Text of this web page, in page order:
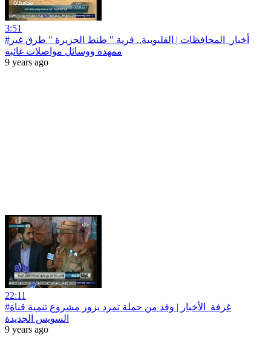
3:51
#أخبار‪_‬المحافظات | القليوبية.. قرية " طنط الجزيرة " طرق غير
ممهدة ووسائل مواصلات غائبة
9 years ago
22:11
#غرفة_الأخبار | ‫وفد من حملة تمرد يزور مشروع تنمية قناة
9 years ago